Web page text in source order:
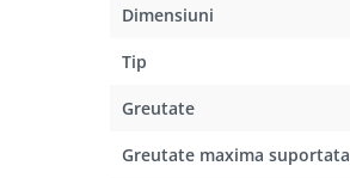
Dimensiuni
Tip
Greutate
Greutate maxima suportata